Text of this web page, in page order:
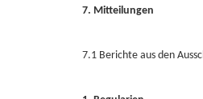
7. Mitteilungen
7.1 Berichte aus den